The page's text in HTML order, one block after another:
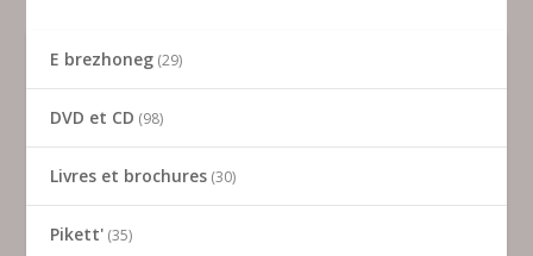
E brezhoneg 29
DVD et CD 98
Livres et brochures 30
Pikett' 35